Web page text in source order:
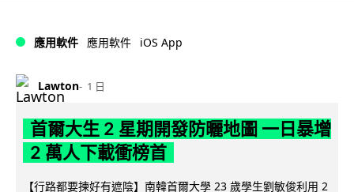
應用軟件 應用軟件 iOS App
Lawton 1 日
首爾大生 2 星期開發防曬地圖 一日暴增
2 萬人下載衝榜首
【行路都要揀好有遮陰】南韓首爾大學 23 歲學生劉敏俊利用 2